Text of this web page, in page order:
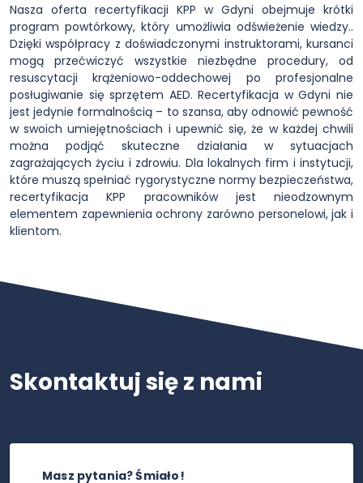
Nasza oferta recertyfikacji KPP w Gdyni obejmuje krótki
program powtórkowy, który umożliwia odświeżenie wiedzy..
Dzięki współpracy z doświadczonymi instruktorami, kursanci
mogą przećwiczyć wszystkie niezbędne procedury, od
resuscytacji krążeniowo-oddechowej po profesjonalne
posługiwanie się sprzętem AED. Recertyfikacja w Gdyni nie
jest jedynie formalnością – to szansa, aby odnowić pewność
w swoich umiejętnościach i upewnić się, że w każdej chwili
można podjąć skuteczne działania w sytuacjach
zagrażających życiu i zdrowiu. Dla lokalnych firm i instytucji,
które muszą spełniać rygorystyczne normy bezpieczeństwa,
recertyfikacja KPP pracowników jest nieodzownym
elementem zapewnienia ochrony zarówno personelowi, jak i
klientom.
Skontaktuj się z nami
Masz pytania? Śmiało!